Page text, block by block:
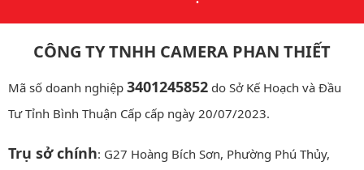
CÔNG TY TNHH CAMERA PHAN THIẾT
Mã số doanh nghiệp 3401245852 do Sở Kế Hoạch và Đầu
Tư Tỉnh Bình Thuận Cấp cấp ngày 20/07/2023.
Trụ sở chính: G27 Hoàng Bích Sơn, Phường Phú Thủy,